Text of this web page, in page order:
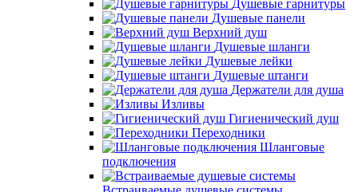
Душевые гарнитуры
Душевые панели
Верхний душ
Душевые шланги
Душевые лейки
Душевые штанги
Держатели для душа
Изливы
Гигиенический душ
Переходники
Шланговые
подключения